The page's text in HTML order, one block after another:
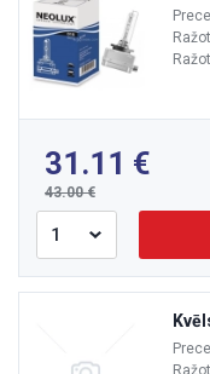
31.11
43.00